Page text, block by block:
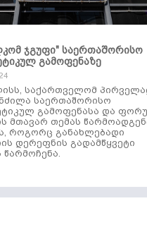
ჯგუფი" საერთაშორისო
გამოფენაზე
საქართველომ
საერთაშორისო
გამოფენასა და
მთავარ თემას
როგორც განახლებადი
დერეფნის გადამწყვეტი